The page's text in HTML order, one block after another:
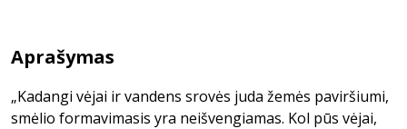
Aprašymas
„Kadangi vėjai ir vandens srovės juda žemės paviršiumi,
smėlio formavimasis yra neišvengiamas. Kol pūs vėjai,